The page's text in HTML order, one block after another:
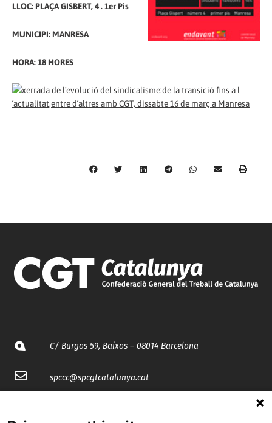
LLOC: PLAÇA GISBERT, 4 . 1er Pis
MUNICIPI: MANRESA
HORA: 18 HORES
C/ Burgos 59, Baixos – 08014 Barcelona
spccc@spcgtcatalunya.cat